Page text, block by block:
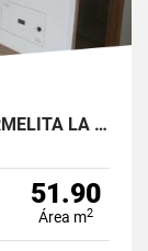
VENTA DE APARTAMENTO, VILLA CARMELITA LA CEJA
51.90
Área m2